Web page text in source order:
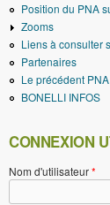
Position du PNA
Zooms
Liens à consulter
Partenaires
Le précédent PNA
BONELLI INFOS
CONNEXION
Nom d'utilisateur*